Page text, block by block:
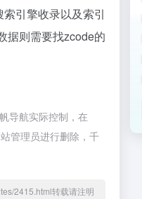
引擎收录以及索引
据则需要找zcode的
导航实际控制，在
管理员进行删除，千
2415.html转载请注明